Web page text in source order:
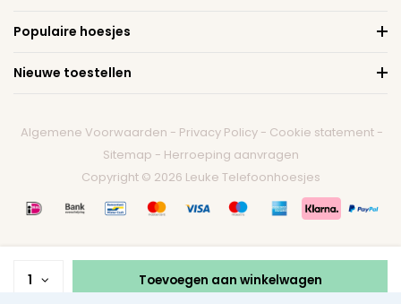
Populaire hoesjes
Nieuwe toestellen
Algemene Voorwaarden - Privacy Policy - Cookie statement -
Sitemap - Herroeping aanvragen
Copyright © 2026 Leuke Telefoonhoesjes
1 Toevoegen aan winkelwagen